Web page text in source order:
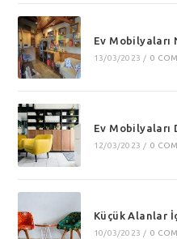
Ev Mobilyaları
13/03/2023 / 0
Ev Mobilyaları
12/03/2023 / 0
Küçük Alanlar
10/03/2023 / 0